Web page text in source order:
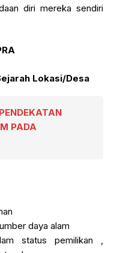
diri mereka sendiri
Lokasi/Desa
PADA
daya alam
status pemilikan ,